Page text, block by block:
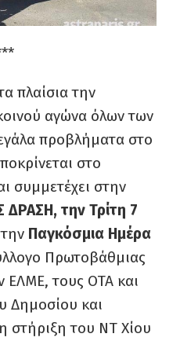
πλαίσια την
αγώνα όλων των
προβλήματα στο
στο
συμμετέχει στην
την Τρίτη 7
Παγκόσμια Ημέρα
Πρωτοβάθμιας
ΕΛΜΕ, τους ΟΤΑ και
Δημοσίου και
στήριξη του ΝΤ Χίου